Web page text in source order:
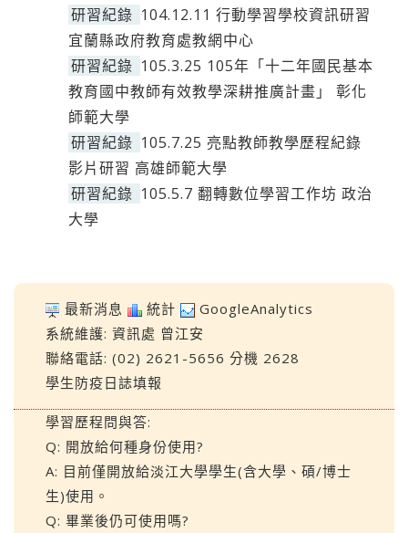
研習紀錄 104.12.11 行動學習學校資訊研習
宜蘭縣政府教育處教網中心
研習紀錄 105.3.25 105年「十二年國民基本
教育國中教師有效教學深耕推廣計畫」 彰化
師範大學
研習紀錄 105.7.25 亮點教師教學歷程紀錄
影片研習 高雄師範大學
研習紀錄 105.5.7 翻轉數位學習工作坊 政治
大學
最新消息 統計
GoogleAnalytics
系統維護: 資訊處 曾江安
聯絡電話: (02) 2621-5656 分機 2628
學生防疫日誌填報
學習歷程問與答:
Q: 開放給何種身份使用?
A: 目前僅開放給淡江大學學生(含大學、碩/博士
生)使用。
Q: 畢業後仍可使用嗎?